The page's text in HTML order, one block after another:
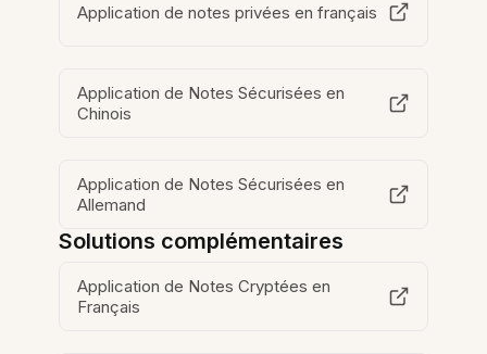
Application de notes privées en français
Application de Notes Sécurisées en
Chinois
Application de Notes Sécurisées en
Allemand
Solutions complémentaires
Application de Notes Cryptées en
Français